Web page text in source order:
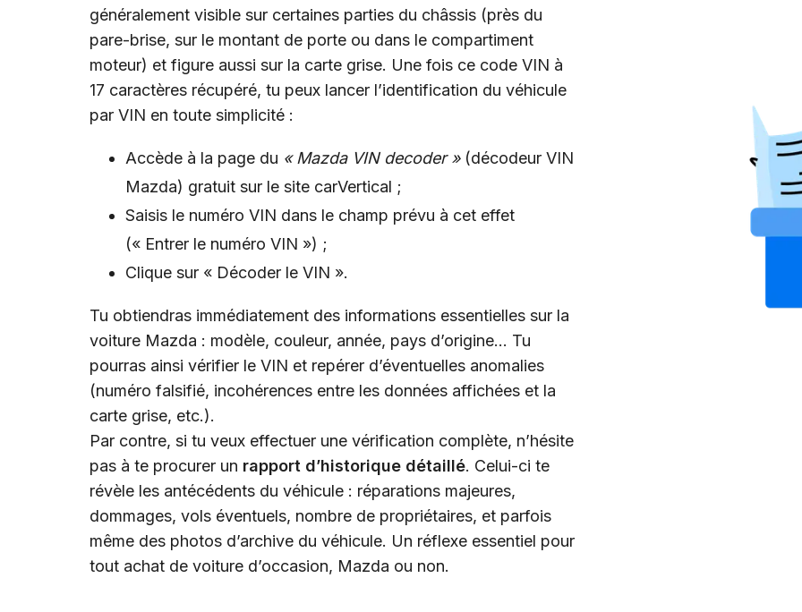
généralement visible sur certaines parties du châssis (près du
pare-brise, sur le montant de porte ou dans le compartiment
moteur) et figure aussi sur la carte grise. Une fois ce code VIN à
17 caractères récupéré, tu peux lancer l’identification du véhicule
par VIN en toute simplicité :
Accède à la page du « Mazda VIN decoder »(décodeur VIN
Mazda) gratuit sur le site carVertical ;
Saisis le numéro VIN dans le champ prévu à cet effet
(« Entrer le numéro VIN ») ;
Clique sur « Décoder le VIN ».
Tu obtiendras immédiatement des informations essentielles sur la
voiture Mazda : modèle, couleur, année, pays d’origine… Tu
pourras ainsi vérifier le VIN et repérer d’éventuelles anomalies
(numéro falsifié, incohérences entre les données affichées et la
carte grise, etc.).
Par contre, si tu veux effectuer une vérification complète, n’hésite
pas à te procurer un rapport d’historique détaillé. Celui-ci te
révèle les antécédents du véhicule : réparations majeures,
dommages, vols éventuels, nombre de propriétaires, et parfois
même des photos d’archive du véhicule. Un réflexe essentiel pour
tout achat de voiture d’occasion, Mazda ou non.